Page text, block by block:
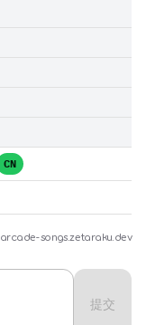
CN
arcade-songs.zetaraku.dev
提交